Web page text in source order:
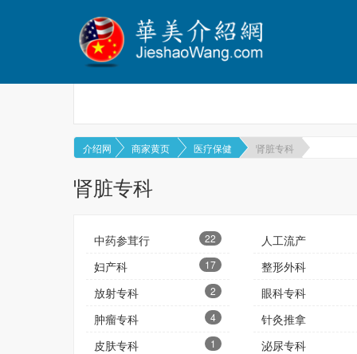
介绍网 商家黄页 医疗保健 肾脏专科
肾脏专科
中药参茸行 22 人工流产
妇产科 17 整形外科
放射专科 2 眼科专科
肿瘤专科 4 针灸推拿
皮肤专科 1 泌尿专科